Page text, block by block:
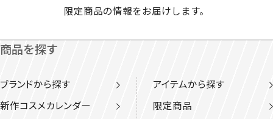
限定商品の情報をお届けします。
商品を探す
ブランドから探す
アイテムから探す
新作コスメカレンダー
限定商品